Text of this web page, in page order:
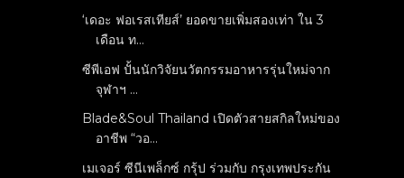
‘เดอะ ฟอเรสเทียส์’ ยอดขายเพิ่มสองเท่า ใน 3
เดือน ท...
ซีพีเอฟ ปั้นนักวิจัยนวัตกรรมอาหารรุ่นใหม่จาก
จุฬาฯ ...
Blade&Soul Thailand เปิดตัวสายสกิลใหม่ของ
อาชีพ “วอ...
เมเจอร์ ซีนีเพล็กซ์ กรุ้ป ร่วมกับ กรุงเทพประกัน